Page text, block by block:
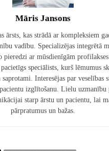
Māris Jansons
ārsts, kas strādā ar kompleksiem
vadību. Specializējas integrētā
ar mūsdienīgām
speciālists, kurš lēmumus
Interesējas par veselības
izglītošanu. Lielu uzmanību
starp ārstu un pacientu, lai
pārpratumus un bažas.